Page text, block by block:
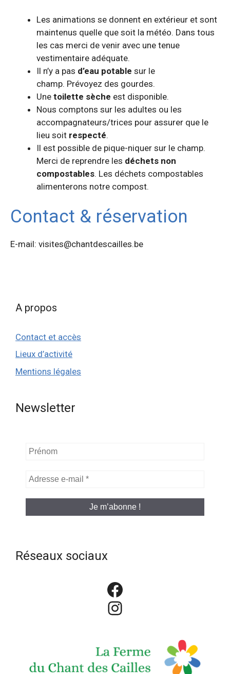
Les animations se donnent en extérieur et sont
maintenus quelle que soit la météo. Dans tous
les cas merci de venir avec une tenue
vestimentaire adéquate.
Il n’y a pas d’eau potable sur le
champ. Prévoyez des gourdes.
Une toilette sèche est disponible.
Nous comptons sur les adultes ou les
accompagnateurs/trices pour assurer que le
lieu soit respecté.
Il est possible de pique-niquer sur le champ.
Merci de reprendre les déchets non
compostables. Les déchets compostables
alimenterons notre compost.
Contact & réservation
E-mail: visites@chantdescailles.be
A propos
Contact et accès
Lieux d’activité
Mentions légales
Newsletter
Prénom
Adresse
mail
Réseaux sociaux
Facebook
Instagram